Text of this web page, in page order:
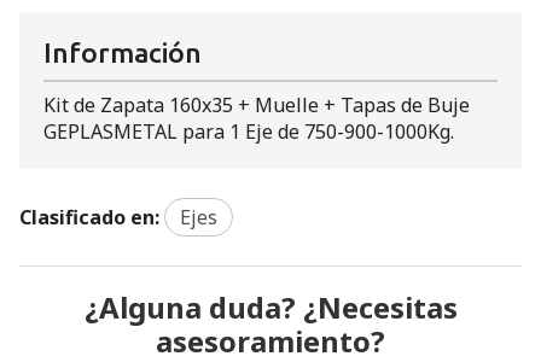
Información
Kit de Zapata 160x35 + Muelle + Tapas de Buje
GEPLASMETAL para 1 Eje de 750-900-1000Kg.
Clasificado en: Ejes
¿Alguna duda? ¿Necesitas
asesoramiento?